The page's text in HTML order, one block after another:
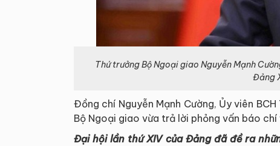
Thứ trưởng Bộ Ngoại giao Nguyễn Mạnh
Đảng
Đồng chí Nguyễn Mạnh Cường, Ủy viên
Bộ Ngoại giao vừa trả lời phỏng vấn báo
Đại hội lần thứ XIV của Đảng đã đề ra